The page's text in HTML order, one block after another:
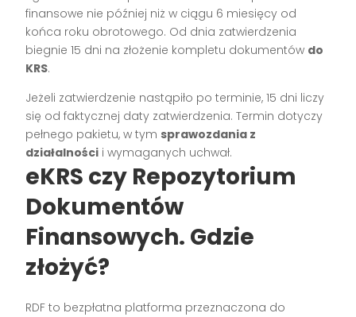
finansowe nie później niż w ciągu 6 miesięcy od
końca roku obrotowego. Od dnia zatwierdzenia
biegnie 15 dni na złożenie kompletu dokumentów do
KRS.
Jeżeli zatwierdzenie nastąpiło po terminie, 15 dni liczy
się od faktycznej daty zatwierdzenia. Termin dotyczy
pełnego pakietu, w tym sprawozdania z
działalności i wymaganych uchwał.
eKRS czy Repozytorium
Dokumentów
Finansowych. Gdzie
złożyć?
RDF to bezpłatna platforma przeznaczona do